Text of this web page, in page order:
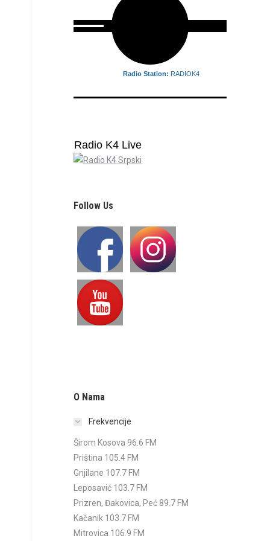
Radio Station: RADIOK4
Radio K4 Live
Follow Us
O Nama
Frekvencije
Širom Kosova 96.6 FM
Priština 105.4 FM
Gnjilane 107.7 FM
Leposavić 103.7 FM
Prizren, Đakovica, Peć 89.7 FM
Kačanik 103.7 FM
Mitrovica 106.9 FM